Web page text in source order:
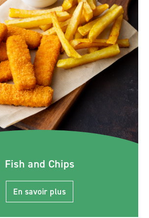
Fish and Chips
En savoir plus